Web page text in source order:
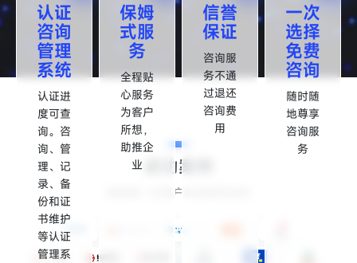
认证
咨询
管理
系统
认证进
度可查
询。咨
询、管
理、记
录、备
份和证
书维护
等认证
管理系
保姆
式服
务
全程贴
心服务
为客户
所想，
助推企
业
信誉
保证
咨询服
务不通
过退还
咨询费
用
一次
选择
免费
咨询
随时随
地尊享
咨询服
务
成功案例
感谢每一位客户的选择和信任